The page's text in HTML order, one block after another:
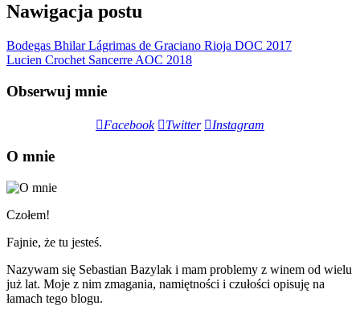
Nawigacja postu
Bodegas Bhilar Lágrimas de Graciano Rioja DOC 2017
Lucien Crochet Sancerre AOC 2018
Obserwuj mnie
Facebook Twitter Instagram
O mnie
Czołem!
Fajnie, że tu jesteś.
Nazywam się Sebastian Bazylak i mam problemy z winem od wielu
już lat. Moje z nim zmagania, namiętności i czułości opisuję na
łamach tego blogu.